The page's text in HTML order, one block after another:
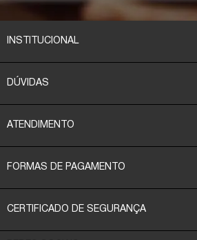
INSTITUCIONAL
DÚVIDAS
ATENDIMENTO
FORMAS DE PAGAMENTO
CERTIFICADO DE SEGURANÇA